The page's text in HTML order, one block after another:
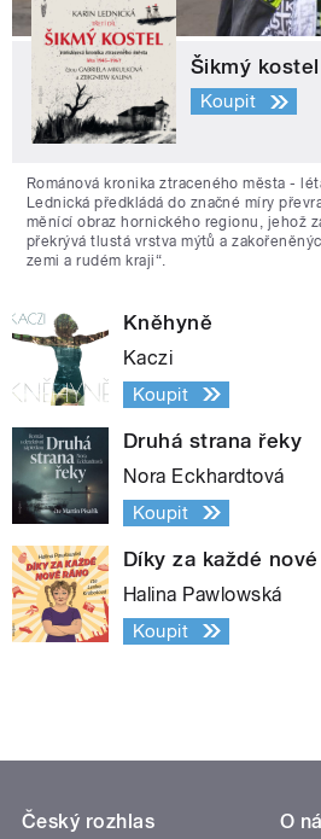
Šikmý
Koupit
Románová kronika ztraceného města -
Lednická předkládá do značné míry
měnící obraz hornického regionu, jehož
překrývá tlustá vrstva mýtů a
zemi a rudém kraji“.
Kněhyně
Kaczi
Koupit
Druhá strana řeky
Nora Eckhardtová
Koupit
Díky za každé
Halina Pawlowská
Koupit
Český rozhlas
O